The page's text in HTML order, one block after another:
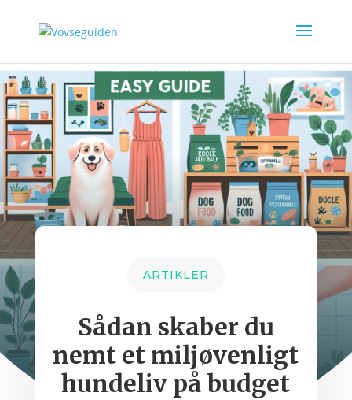
ARTIKLER
Sådan skaber du
nemt et miljøvenligt
hundeliv på budget